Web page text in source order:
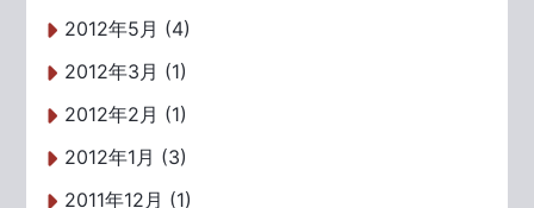
2012年5月 (4)
2012年3月 (1)
2012年2月 (1)
2012年1月 (3)
2011年12月 (1)